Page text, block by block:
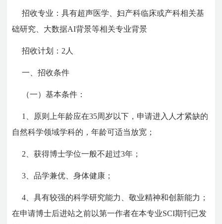
招收专业：具有超声医学、妇产科临床或产科相关基
础研究、大数据AI背景等相关专业背景
招收计划：2人
一、招收条件
（一）基本条件：
1、原则上年龄应在35周岁以下，申请进入人才紧缺的
自然科学领域学科的，年龄可适当放宽；
2、获得博士学位一般不超过3年；
3、品学兼优、身体健康；
4、具有较强的科学研究能力、敬业精神和创新能力；
在申请博士后进站之前以第一作者在本专业SCI期刊已发